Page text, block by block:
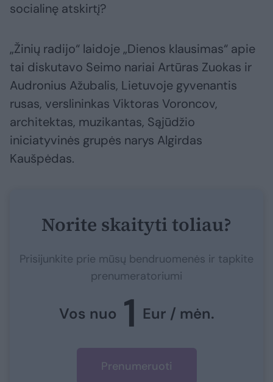
socialinę atskirtį?
„Žinių radijo“ laidoje „Dienos klausimas“ apie
tai diskutavo Seimo nariai Artūras Zuokas ir
Audronius Ažubalis, Lietuvoje gyvenantis
rusas, verslininkas Viktoras Voroncov,
architektas, muzikantas, Sąjūdžio
iniciatyvinės grupės narys Algirdas
Kaušpėdas.
Norite skaityti toliau?
Prisijunkite prie mūsų bendruomenės ir tapkite
prenumeratoriumi
Vos nuo 1 Eur / mėn.
Prenumeruoti